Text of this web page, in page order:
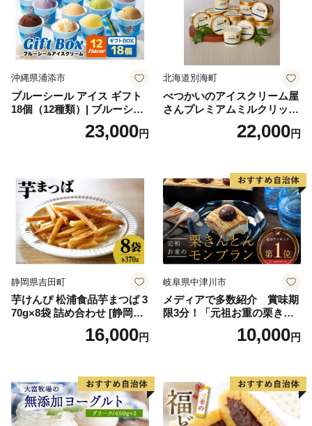
沖縄県浦添市
ブルーシール アイス ギフト
18個（12種類）| ブルーシー
ルアイス ブルーシールアイ
スクリーム 着日指定可能 送
誕生日 カップ 詰め合わせ バ
ラエティ | バニラ チョコレー
ト ストロベリー ピスタチオ
バニラ＆クッキー ウベ 沖縄
紅イモ 塩ちんすこう 沖縄シ
ークヮーサー 沖縄黒糖 琉球
ロイヤルミルクティ 沖縄パ
イン
23,000円
北海道別海町
べつかいのアイスクリーム屋
さんプレミアムミルクリッチ
12個（AP-01）（ 北海道アイ
ス 北海道産アイス アイス ア
道産アイス 道産アイスクリ
ーム ギフト 詰合せ 詰め合わ
せ ふるさと納税 ）
22,000円
静岡県吉田町
芋けんぴ 松浦食品芋まつば 3
70g×8袋 詰め合わせ [静岡伊
勢丹(松浦食品) 静岡県 吉田町
22424274] 芋ケンピ セット
16,000円
岐阜県中津川市
メディアで多数紹介 賞味期
限3分！「元祖お重の栗きん
とんモンブラン」 【未来の
ご褒美】スイーツ 栗 モンブ
子 菓子 F4N-2298
10,000円